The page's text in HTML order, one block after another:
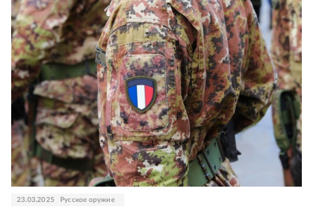
23.03.2025 Русское оружие